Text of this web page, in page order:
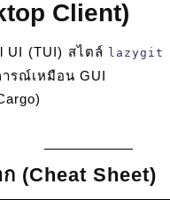
Client)
UI (TUI) สไตล์ lazygit
รณ์เหมือน GUI
(Cheat Sheet)